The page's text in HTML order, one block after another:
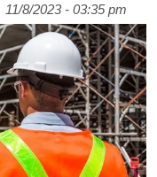
11/8/2023 - 03:35 pm